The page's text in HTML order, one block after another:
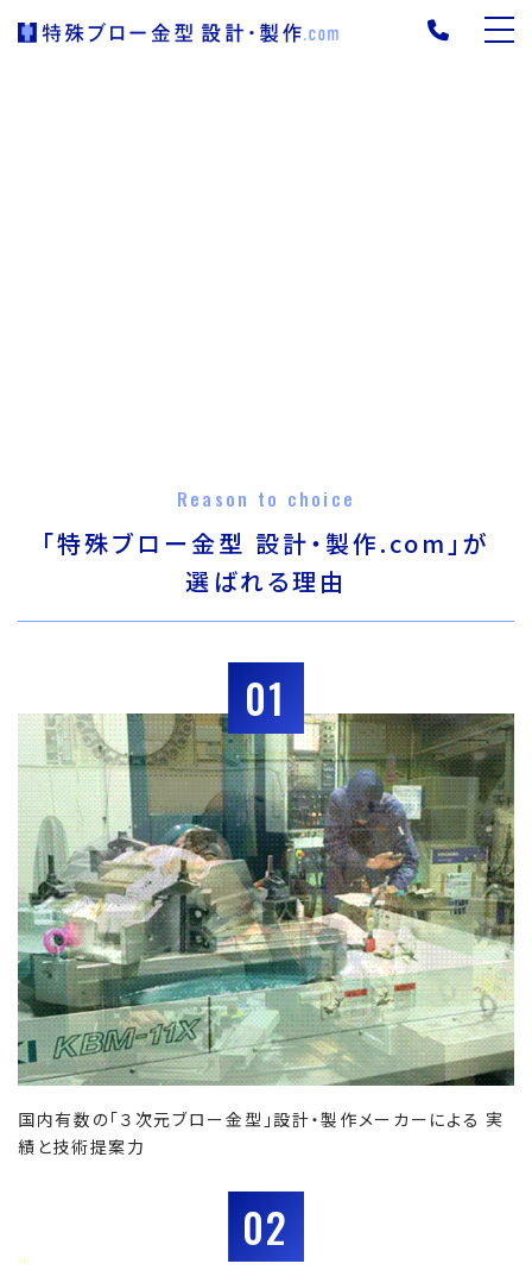
Reason to choice
「特殊ブロー金型 設計・製作.com」が
選ばれる理由
01
国内有数の「３次元ブロー金型」設計・製作メーカーによる 実
績と技術提案力
02